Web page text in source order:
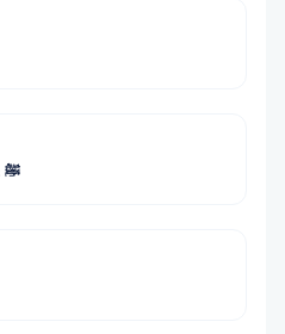
Le résumé de ses batailles ﷺ